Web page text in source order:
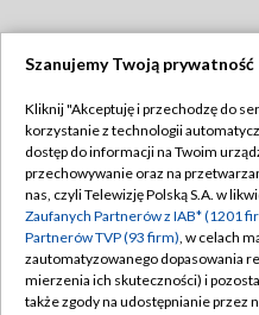
Abonament TVP
Emisja w TVP
Centrum informacji TVP
Naziemna Telewizja
Szanujemy Twoją prywatność
Kliknij "Akceptuję i przechodzę do
korzystanie z technologii
dostęp do informacji na Twoim
przechowywanie oraz na
nas, czyli Telewizję Polską S.A. w
Zaufanych Partnerów z IAB* (1201
Partnerów TVP (93 firm), w celach
zautomatyzowanego dopasowania
mierzenia ich skuteczności) i
także zgody na udostępnianie przez